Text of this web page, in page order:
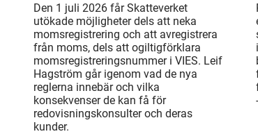
Den 1 juli 2026 får Skatteverket
utökade möjligheter dels att neka
momsregistrering och att avregistrera
från moms, dels att ogiltigförklara
momsregistreringsnummer i VIES. Leif
Hagström går igenom vad de nya
reglerna innebär och vilka
konsekvenser de kan få för
redovisningskonsulter och deras
kunder.